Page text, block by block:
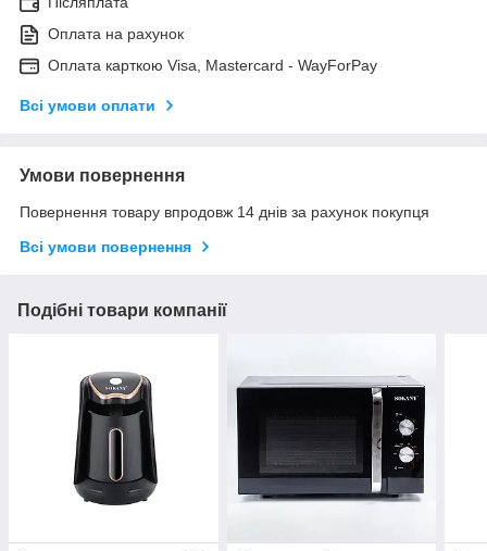
Оплата на рахунок
Оплата карткою Visa, Mastercard - WayForPay
Всі умови оплати
Умови повернення
Повернення товару впродовж 14 днів за рахунок покупця
Всі умови повернення
Подібні товари компанії